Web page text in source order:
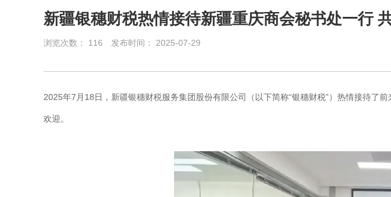
新疆银穗财税热情接待新疆重庆商会秘书处一行
浏览次数： 116 发布时间： 2025-07-29
2025年7月18日，新疆银穗财税服务集团股份有限公司（以下简称“银穗财税”）热情接待了
欢迎。